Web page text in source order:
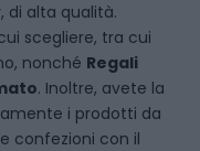
di alta qualità.
scegliere, tra cui
nonché Regali
. Inoltre, avete la
i prodotti da
confezioni con il